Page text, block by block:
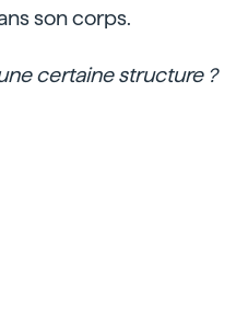
son corps.
certaine structure ?